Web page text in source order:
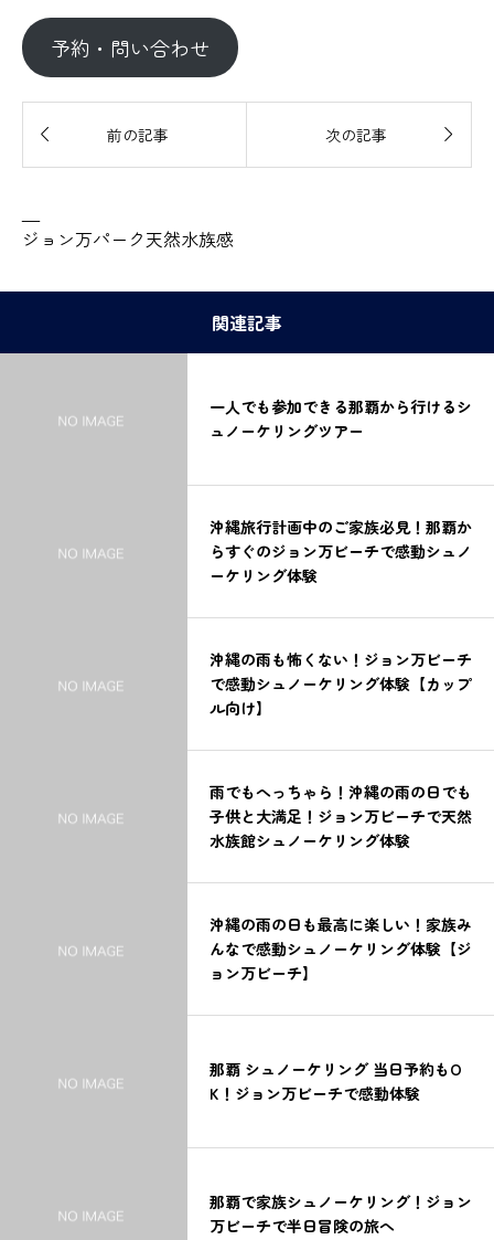
予約・問い合わせ
 前の記事 次の記事 
—
ジョン万パーク天然水族感
関連記事
一人でも参加できる那覇から行けるシ
ュノーケリングツアー
沖縄旅行計画中のご家族必見！那覇か
らすぐのジョン万ビーチで感動シュノ
ーケリング体験
沖縄の雨も怖くない！ジョン万ビーチ
で感動シュノーケリング体験【カップ
ル向け】
雨でもへっちゃら！沖縄の雨の日でも
子供と大満足！ジョン万ビーチで天然
水族館シュノーケリング体験
沖縄の雨の日も最高に楽しい！家族み
んなで感動シュノーケリング体験【ジ
ョン万ビーチ】
那覇 シュノーケリング 当日予約もO
K！ジョン万ビーチで感動体験
那覇で家族シュノーケリング！ジョン
万ビーチで半日冒険の旅へ